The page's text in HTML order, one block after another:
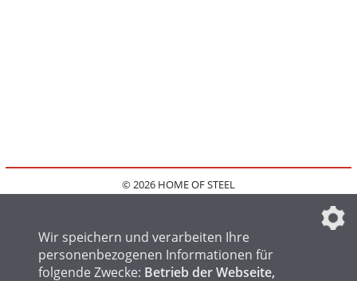
© 2026 HOME OF STEEL
IMPRESSUM
FAQ
DATENSCHUTZEINSTELLUNGEN
Wir speichern und verarbeiten Ihre
personenbezogenen Informationen für
folgende Zwecke: Betrieb der Webseite,